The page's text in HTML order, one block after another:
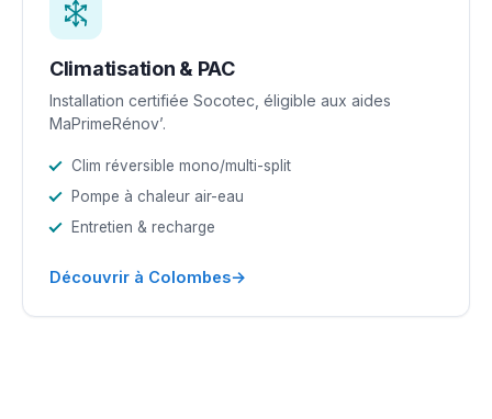
Climatisation & PAC
Installation certifiée Socotec, éligible aux aides
MaPrimeRénov’.
Clim réversible mono/multi-split
Pompe à chaleur air-eau
Entretien & recharge
Découvrir à Colombes→